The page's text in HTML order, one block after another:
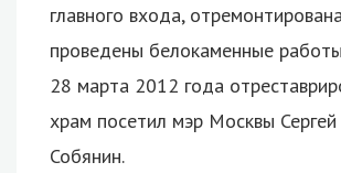
главного входа,
проведены белокаменные
28 марта 2012 года
храм посетил мэр Москвы
Собянин.